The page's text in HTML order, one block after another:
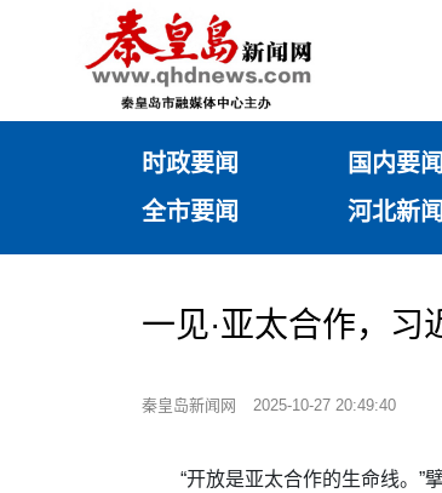
时政要闻 国内要闻
全市要闻
河北新闻
一见·亚太合作，习
秦皇岛新闻网 2025-10-27 20:49:40
“开放是亚太合作的生命线。”